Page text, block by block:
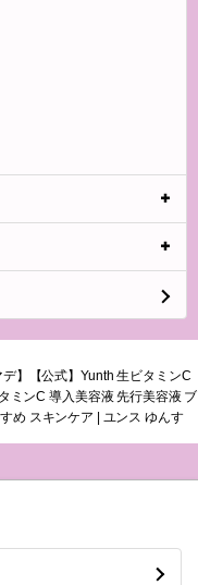
】【公式】Yunth 生ビタミンC
ミンC 導入美容液 先行美容液 ブ
め スキンケア | ユンス ゆんす